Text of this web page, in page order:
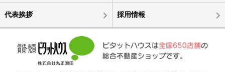
代表挨拶 採用情報